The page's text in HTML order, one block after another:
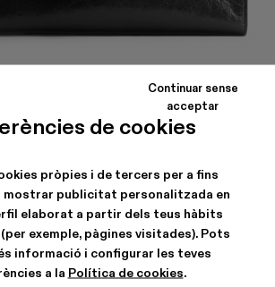
de cookies
pròpies i de tercers per a fins
mostrar publicitat personalitzada en
elaborat a partir dels teus hàbits
exemple, pàgines visitades). Pots
informació i configurar les teves
a la Política de cookies.
Continuar sense
acceptar
pell de color negre amb vetes de pell.
NO ESTÀ DISPONIBLE EN AQUEST